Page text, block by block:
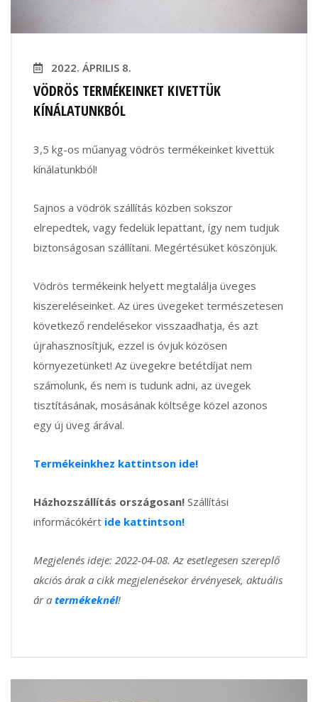
2022. ÁPRILIS 8.
VÖDRÖS TERMÉKEINKET KIVETTÜK
KÍNÁLATUNKBÓL
3,5 kg-os műanyag vödrös termékeinket kivettük
kínálatunkból!
Sajnos a vödrök szállítás közben sokszor
elrepedtek, vagy fedelük lepattant, így nem tudjuk
biztonságosan szállítani. Megértésüket köszönjük.
Vödrös termékeink helyett megtalálja üveges
kiszereléseinket. Az üres üvegeket természetesen
következő rendelésekor visszaadhatja, és azt
újrahasznosítjuk, ezzel is óvjuk közösen
környezetünket! Az üvegekre betétdíjat nem
számolunk, és nem is tudunk adni, az üvegek
tisztításának, mosásának költsége közel azonos
egy új üveg árával.
Termékeinkhez kattintson ide!
Házhozszállítás országosan! Szállítási
informácókért ide kattintson!
Megjelenés ideje: 2022-04-08. Az esetlegesen szereplő
akciós árak a cikk megjelenésekor érvényesek, aktuális
ár a termékeknél!